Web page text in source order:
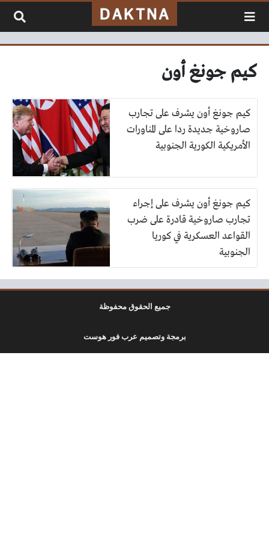
كيم جونغ أون
كيم جونغ أون يشرف على تجارب
صاروخية جديدة ردا على المناورات
الأمريكية الكورية الجنوبية
كيم جونغ أون يشرف على إجراء
تجارب صاروخية قادرة على ضرب
القواعد العسكرية في كوريا
الجنوبية
جميع الحقوق محفوظة
برمجة وتصميم عرب فور هوست